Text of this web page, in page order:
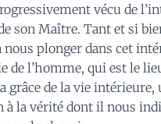
vécu de
son Maître. Tant et si
nous plonger dans cet
de l’homme, qui est le
grâce de la vie intérieure,
à la vérité dont il nous